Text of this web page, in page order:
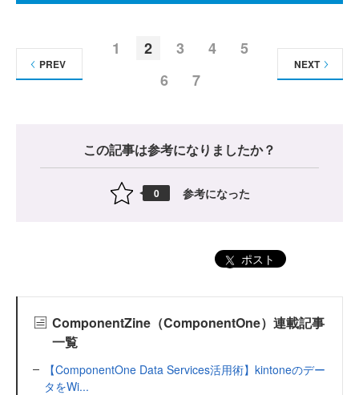
1 2 3 4
5
6
7
PREV NEXT
この記事は参考になりましたか？
0 参考になった
ポスト
ComponentZine（ComponentOne）連載記事
一覧
【ComponentOne Data Services活用術】kintoneのデー
タをWi...